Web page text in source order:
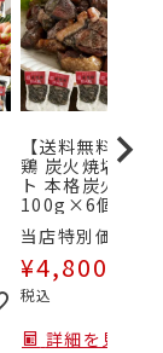
【送料無料】妻
鶏 炭火焼堪能セ
ト 本格炭火焼
100g×6個セッ
当店特別価格
¥4,800
税込
詳細を見る